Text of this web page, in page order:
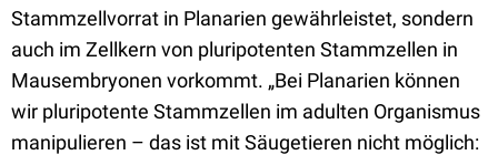
Stammzellvorrat in Planarien gewährleistet, sondern
auch im Zellkern von pluripotenten Stammzellen in
Mausembryonen vorkommt. „Bei Planarien können
wir pluripotente Stammzellen im adulten Organismus
manipulieren – das ist mit Säugetieren nicht möglich: